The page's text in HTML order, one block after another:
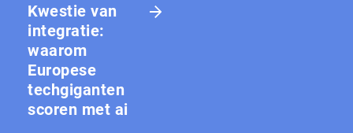
Kwestie van
integratie:
waarom
Europese
techgiganten
scoren met ai